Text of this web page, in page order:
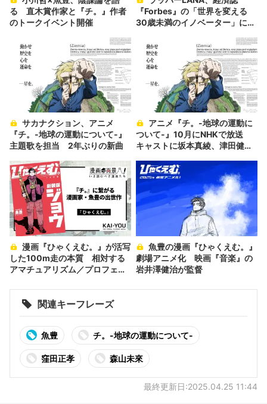
る 直木賞作家と『チ。』作者
のトークイベント開催
『Forbes』の「世界を変える
30歳未満のイノベーター」に選
『チ。-地球の運動について-』
主題歌を担当 2年ぶりの新曲
ついて-』10月にNHKで放送
キャストに坂本真綾、津田健次
した100m走の本質 相対する
アマチュアリズム／プロフェッ
劇場アニメ化 映画『音楽』の
岩井澤健治が監督
関連キーフレーズ
魚豊 チ。-地球の運動について-
窪田正孝 森山未來
最終更新日:2025.04.25 11:44